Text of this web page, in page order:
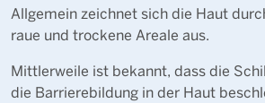
Allgemein zeichnet sich die Haut
raue und trockene Areale aus.
Mittlerweile ist bekannt, dass die
die Barrierebildung in der Haut